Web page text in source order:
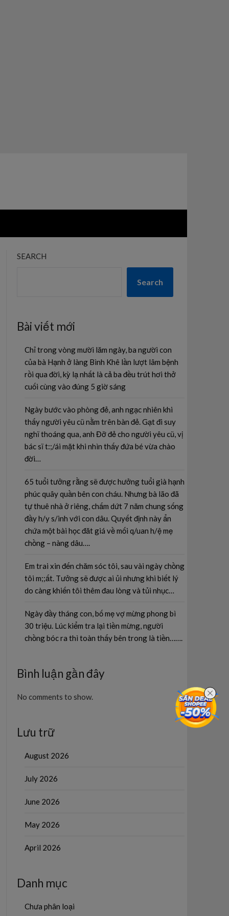
SEARCH
Search
Bài viết mới
Chỉ trong vòng mười lăm ngày, ba người con
của bà Hạnh ở làng Bình Khê lần lượt lâm bệnh
rồi qua đời, kỳ lạ nhất là cả ba đều trút hơi thở
cuối cùng vào đúng 5 giờ sáng
Ngày bước vào phòng đẻ, anh ngạc nhiên khi
thấy người yêu cũ nằm trên bàn đẻ. Gạt đi suy
nghĩ thoáng qua, anh Đỡ đẻ cho người yêu cũ, vị
bác sĩ t:;/ái mặt khi nhìn thấy đứa bé vừa chào
đời…
65 tuổi tưởng rằng sẽ được hưởng tuổi già hạnh
phúc quây quần bên con cháu. Nhưng bà lão đã
tự thuê nhà ở riêng, chấm dứt 7 năm chung sống
đầy h/y s/inh với con dâu. Quyết định này ẩn
chứa một bài học đăt giá về mối q/uan h/ệ mẹ
chồng – nàng dâu….
Em trai xin đến chăm sóc tôi, sau vài ngày chồng
tôi m;;ất. Tưởng sẽ được ai ủi nhưng khi biết lý
do càng khiến tôi thêm đau lòng và tủi nhục…
Ngày đầy tháng con, bố mẹ vợ mừng phong bì
30 triệu. Lúc kiểm tra lại tiền mừng, người
chồng bóc ra thì toàn thấy bên trong là tiền…….
Bình luận gần đây
No comments to show.
Lưu trữ
August 2026
July 2026
June 2026
May 2026
April 2026
Danh mục
Chưa phân loại